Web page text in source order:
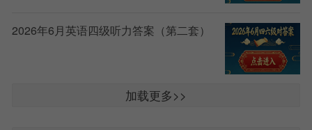
2026年6月英语四级听力答案（第二套）
加载更多>>